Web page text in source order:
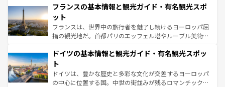
なお、新着のイタリア情報はコンテンツ一覧を参照してほ
しい。
文化が根付くこの国では、情熱的なフラメンコ、熱気あふ
れる闘牛、そして美味しいタパスが生活の一部となってい
る。首都マドリードの洗練された雰囲気や、バルセロナの
アートに溢れた街角から、地方では古代ローマ遺跡や中世
せる。地方によって風土や気候が異なるスペインはその個
ンテンツ一覧 を参照してほしい。
フランスの基本情報と観光ガイド・有名観光スポ
ット
フランスは、世界中の旅行者を魅了し続けるヨーロッパ屈
指の観光地だ。首都パリのエッフェル塔やルーブル美術館
で、幅広い魅力が詰まっている。華麗な宮殿、歴史的な大
聖堂、美しいビーチ、そして豊かな自然が、訪れる者を心
から魅了する。また、フランスは美食の国としても知ら
れ、フランス料理はユネスコ無形文化遺産にも登録されて
ドイツの基本情報と観光ガイド・有名観光スポッ
ト
ドイツは、豊かな歴史と多彩な文化が交差するヨーロッパ
の中心に位置する国。中世の街並みが残るロマンチック街